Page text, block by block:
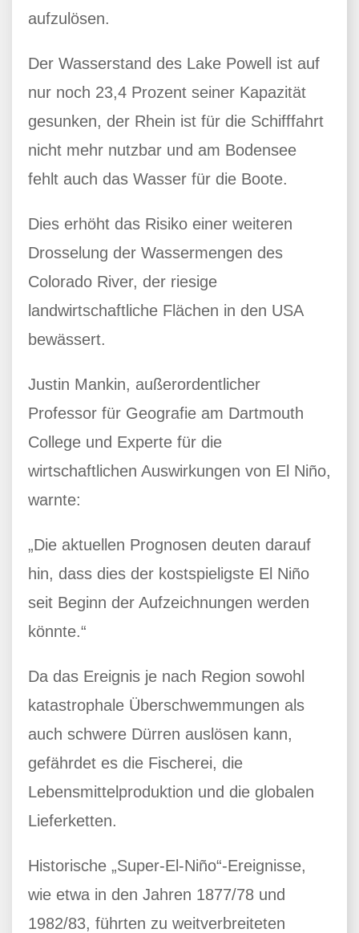
aufzulösen.
Der Wasserstand des Lake Powell ist auf
nur noch 23,4 Prozent seiner Kapazität
gesunken, der Rhein ist für die Schifffahrt
nicht mehr nutzbar und am Bodensee
fehlt auch das Wasser für die Boote.
Dies erhöht das Risiko einer weiteren
Drosselung der Wassermengen des
Colorado River, der riesige
landwirtschaftliche Flächen in den USA
bewässert.
Justin Mankin, außerordentlicher
Professor für Geografie am Dartmouth
College und Experte für die
wirtschaftlichen Auswirkungen von El Niño,
warnte:
„Die aktuellen Prognosen deuten darauf
hin, dass dies der kostspieligste El Niño
seit Beginn der Aufzeichnungen werden
könnte.“
Da das Ereignis je nach Region sowohl
katastrophale Überschwemmungen als
auch schwere Dürren auslösen kann,
gefährdet es die Fischerei, die
Lebensmittelproduktion und die globalen
Lieferketten.
Historische „Super-El-Niño“-Ereignisse,
wie etwa in den Jahren 1877/78 und
1982/83, führten zu weitverbreiteten